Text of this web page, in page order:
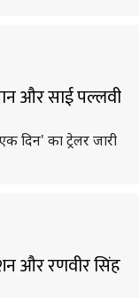
और साई पल्लवी
दिन' का ट्रेलर जारी
और रणवीर सिंह